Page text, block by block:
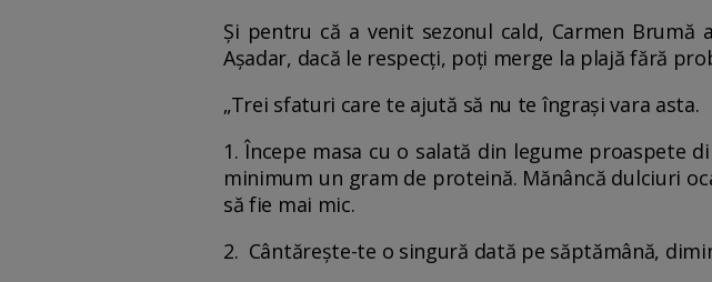
Și pentru că a venit sezonul cald, Carmen
Așadar, dacă le respecți, poți merge la plajă fără
„Trei sfaturi care te ajută să nu te îngrași vara asta.
1. Începe masa cu o salată din legume proaspete
minimum un gram de proteină. Mănâncă dulciuri
să fie mai mic.
2. Cântărește-te o singură dată pe săptămână,